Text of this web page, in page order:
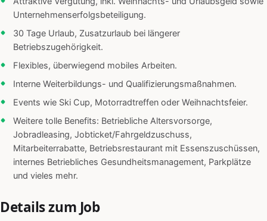
Unternehmenserfolgsbeteiligung.
30 Tage Urlaub, Zusatzurlaub bei längerer
Betriebszugehörigkeit.
Flexibles, überwiegend mobiles Arbeiten.
Interne Weiterbildungs- und Qualifizierungsmaßnahmen.
Events wie Ski Cup, Motorradtreffen oder Weihnachtsfeier.
Weitere tolle Benefits: Betriebliche Altersvorsorge,
Jobradleasing, Jobticket/Fahrgeldzuschuss,
Mitarbeiterrabatte, Betriebsrestaurant mit Essenszuschüssen,
internes Betriebliches Gesundheitsmanagement, Parkplätze
und vieles mehr.
Details zum Job